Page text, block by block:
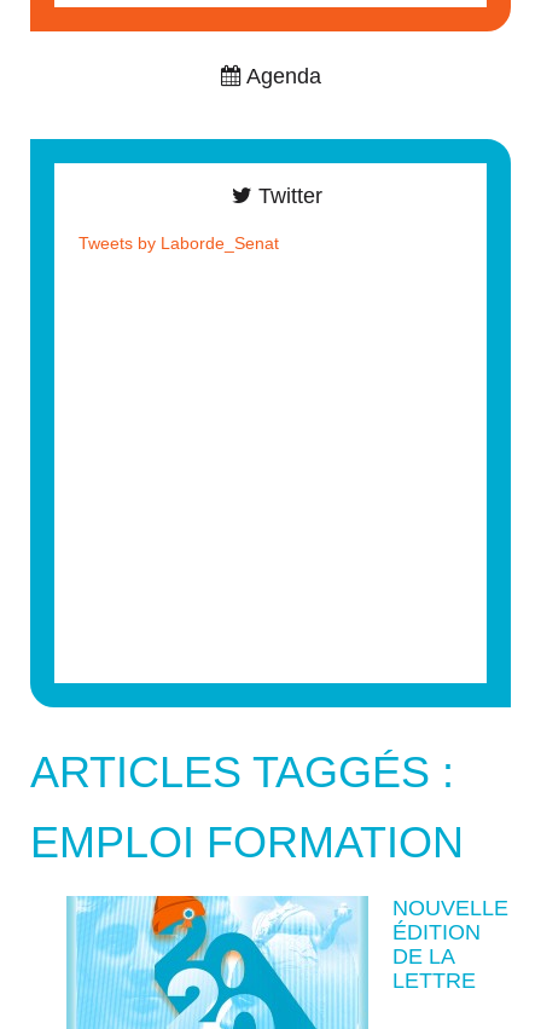
ARTICLES TAGGÉS :
EMPLOI FORMATION
NOUVELLE
ÉDITION
DE LA
LETTRE
Agenda
Twitter
Tweets by Laborde_Senat